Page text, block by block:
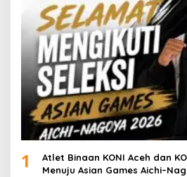
1
Atlet Binaan KONI Aceh dan
Menuju Asian Games